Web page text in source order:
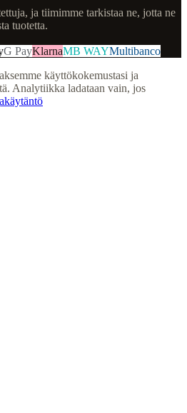
ja tiimimme tarkistaa ne, jotta ne
tuotetta.
G PayKlarnaMB WAYMultibanco
käyttökokemustasi ja
Analytiikka ladataan vain, jos